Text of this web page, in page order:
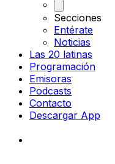
Secciones
Entérate
Noticias
Las 20 latinas
Programación
Emisoras
Podcasts
Contacto
Descargar App